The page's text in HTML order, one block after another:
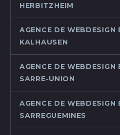
HERBITZHEIM
AGENCE DE WEBDESIGN
KALHAUSEN
AGENCE DE WEBDESIGN
SARRE-UNION
AGENCE DE WEBDESIGN
SARREGUEMINES